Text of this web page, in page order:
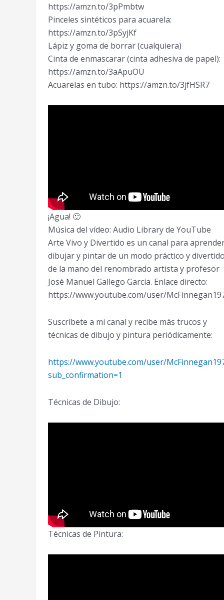
https://amzn.to/3pPmbtw
Pinceles sintéticos para acuarela:
https://amzn.to/3pSyjKf
Lápiz y goma de borrar (cualquiera)
Cinta de enmascarar (cinta adhesiva de papel):
https://amzn.to/3aApuOU
Acuarelas en tubo: https://amzn.to/3jfHSR7
¡Agua! 🙂
Música del vídeo: Audio Library de YouTube
Arte Vivo y Divertido es un canal para
dibujar y pintar de un modo práctico y
de la mano del renombrado artista y profesor
José Manuel Gallego Garcia. Enlace directo:
https://www.youtube.com/user/
Suscríbete a mi canal y recibe más trucos y
técnicas de dibujo y pintura periódicamente:
https://www.youtube.com/user/
sub_confirmation=1
Técnicas de Dibujo:
Técnicas de Pintura: